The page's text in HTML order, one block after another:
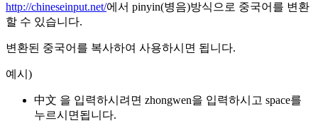
http://chineseinput.net/에서 pinyin(병음)방식으로 중국어를 변환
할 수 있습니다.
변환된 중국어를 복사하여 사용하시면 됩니다.
예시)
中文 을 입력하시려면 zhongwen을 입력하시고 space를
누르시면됩니다.